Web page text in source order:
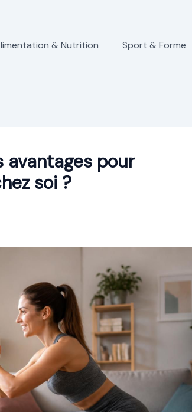
& Nutrition Sport & Forme
avantages pour
soi ?